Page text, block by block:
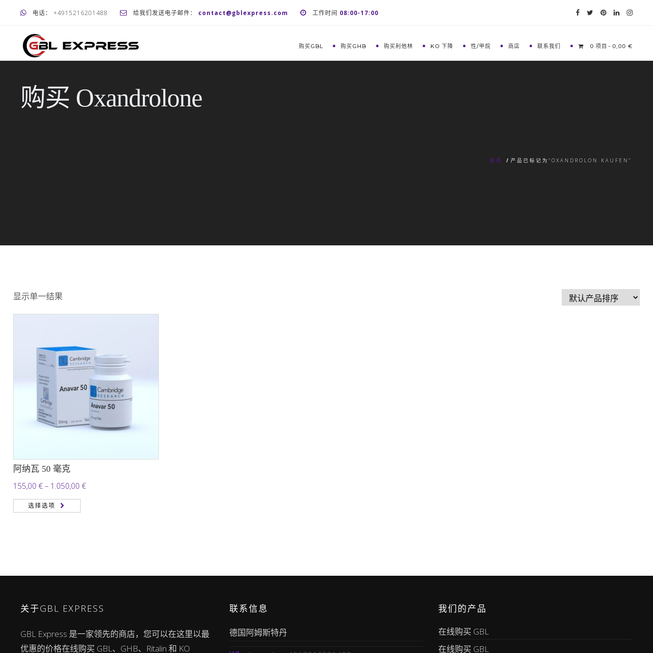
电话： +4915216201488 给我们发送电子邮件： contact@gblexpress.com 工作时间 08:00-17:00
购买GBL 购买GHB 购买利他林 KO 下降 性/甲烷 商店 联系我们 0 项目 0,00 €
购买 Oxandrolone
首页 / 产品已标记为“OXANDROLON KAUFEN”
显示单一结果
阿纳瓦 50 毫克
155,00 €– 1.050,00 €价
选择选项
关于GBL EXPRESS
GBL Express 是一家领先的商店，您可以在这里以最
优惠的价格在线购买 GBL、GHB、Ritalin 和 KO
联系信息
德国阿姆斯特丹
我们的产品
在线购买 GBL
在线购买 GBL